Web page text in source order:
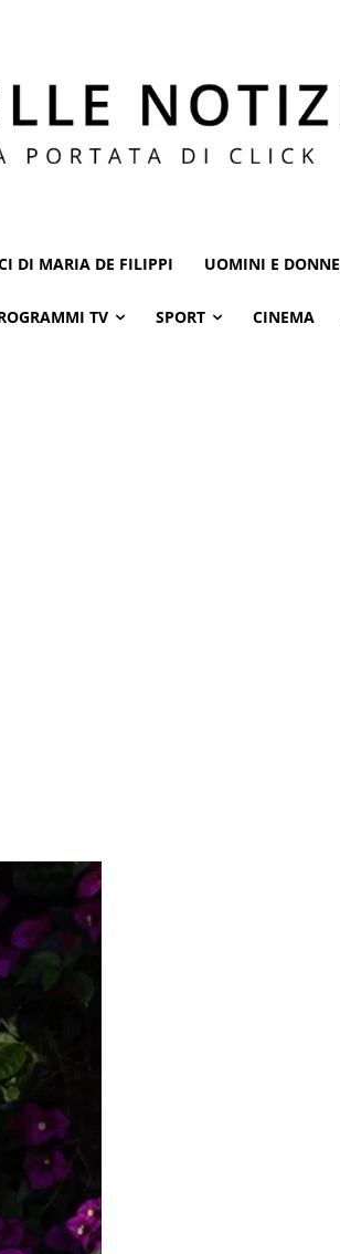
DI MARIA DE FILIPPI UOMINI E DONNE
TV SPORT CINEMA